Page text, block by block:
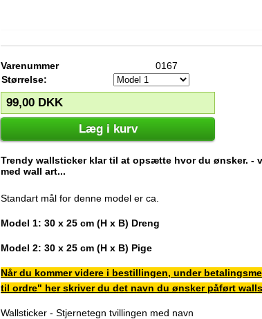
Varenummer
0167
Størrelse:
99,00 DKK
Læg i kurv
Trendy wallsticker klar til at opsætte hvor du ønsker. -
med wall art...
Standart mål for denne model er ca.
Model 1: 30 x 25 cm (H x B) Dreng
Model 2: 30 x 25 cm (H x B) Pige
Når du kommer videre i bestillingen, under
til ordre" her skriver du det navn du ønsker påført
Wallsticker - Stjernetegn tvillingen med navn